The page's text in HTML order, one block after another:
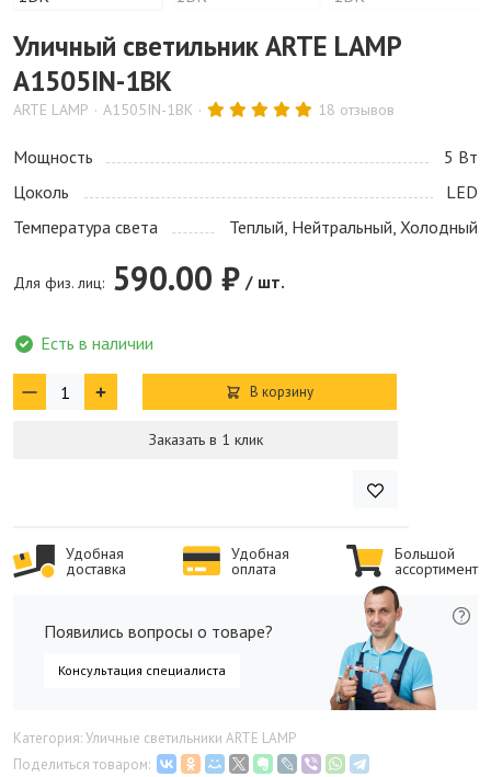
Уличный светильник ARTE LAMP
A1505IN-1BK
ARTE LAMP A1505IN-1BK 18 отзывов
Мощность
5 Bт
Цоколь
LED
Температура света
Теплый, Нейтральный, Холодный
Для физ. лиц: 590.00 ₽ / шт.
Есть в наличии
В корзину
Заказать в 1 клик
Удобная
доставка
Удобная
оплата
Большой
ассортимент
Появились вопросы о товаре?
Консультация специалиста
Категория: Уличные светильники ARTE LAMP
Поделиться товаром: